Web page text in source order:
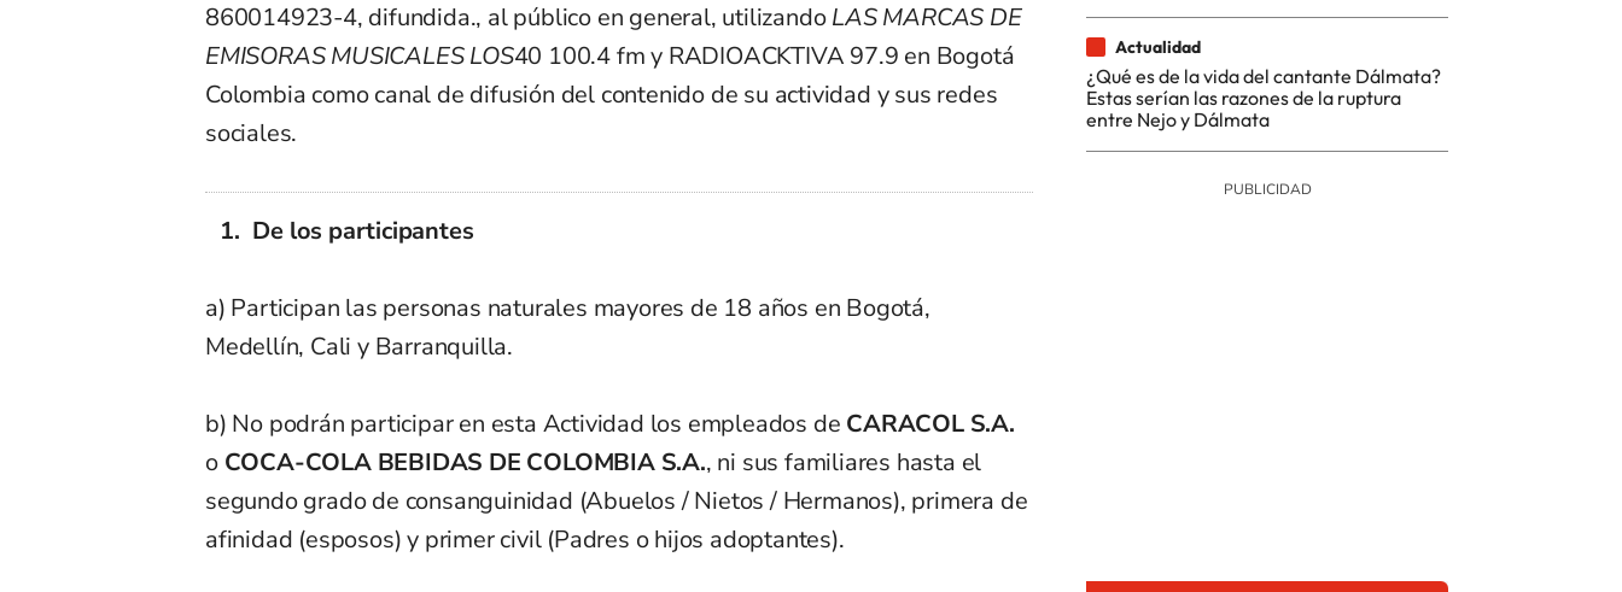
860014923-4, difundida., al público en general, utilizandoLAS MARCAS DE
EMISORAS MUSICALES LOS40 100.4 fm y RADIOACKTIVA 97.9 en Bogotá
Colombia como canal de difusión del contenido de su actividad y sus redes
sociales.
De los participantes
a) Participan las personas naturales mayores de 18 años en Bogotá,
Medellín, Cali y Barranquilla.
b) No podrán participar en esta Actividad los empleados de CARACOL S.A.
o COCA-COLA BEBIDAS DE COLOMBIA S.A., ni sus familiares hasta el
segundo grado de consanguinidad (Abuelos / Nietos / Hermanos), primera de
afinidad (esposos) y primer civil (Padres o hijos adoptantes).
Actualidad
¿Qué es de la vida del cantante Dálmata?
Estas serían las razones de la ruptura
entre Nejo y Dálmata